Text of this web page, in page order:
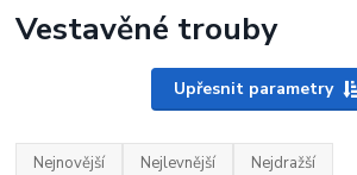
Vestavěné trouby
Upřesnit parametry
Nejnovější Nejlevnější Nejdražší